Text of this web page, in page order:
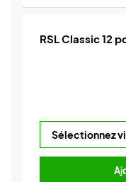
RSL Classic 12